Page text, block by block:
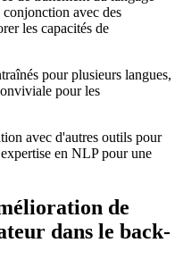
avec des
les capacités de
pour plusieurs langues,
pour les
avec d'autres outils pour
en NLP pour une
de
dans le back-